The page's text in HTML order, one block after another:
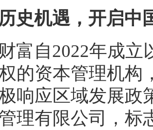
史机遇，开启中
富自2022年成
的资本管理机构
响应区域发展政
理有限公司，标